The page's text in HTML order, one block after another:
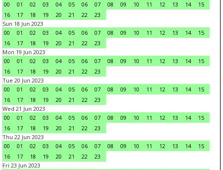
00
01 02 03 04 05 06 07 08 09 10 11 12 13 14
15
16
17 18 19 20 21 22
23
Sun 18 Jun 2023
00
01 02 03 04 05 06 07 08 09 10 11 12 13 14
15
16
17 18 19 20 21 22
23
Mon 19 Jun 2023
00
01 02 03 04 05 06 07 08 09 10 11 12 13 14
15
16
17 18 19 20 21 22
23
Tue 20 Jun 2023
00
01 02 03 04 05 06 07 08 09 10 11 12 13 14
15
16
17 18 19 20 21 22
23
Wed 21 Jun 2023
00
01 02 03 04 05 06 07 08 09 10 11 12 13 14
15
16
17 18 19 20 21 22
23
Thu 22 Jun 2023
00
01 02 03 04 05 06 07 08 09 10 11 12 13 14
15
16
17 18 19 20 21 22
23
Fri 23 Jun 2023